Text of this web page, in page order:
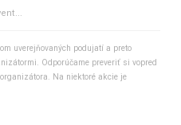
uverejňovaných podujatí a preto
Odporúčame preveriť si vopred
Na niektoré akcie je